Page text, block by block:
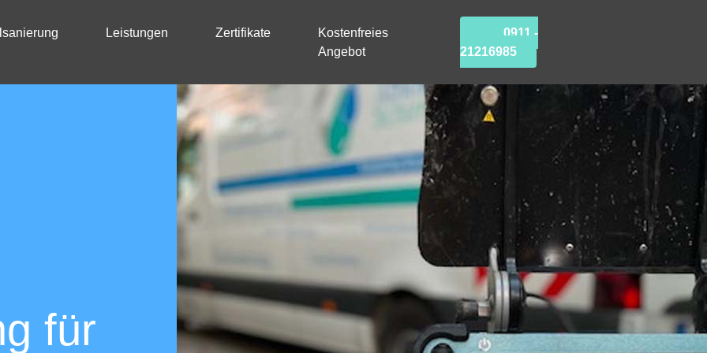
Leistungen Zertifikate
Kostenfreies
Angebot
0911 -
21216985
Kanal TV-
Untersuchung